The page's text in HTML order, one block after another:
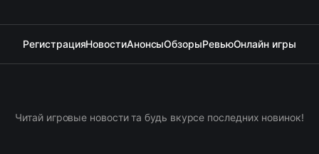
РегистрацияНовостиАнонсыОбзорыРевьюОнлайн игры
Читай игровые новости та будь вкурсе последних новинок!